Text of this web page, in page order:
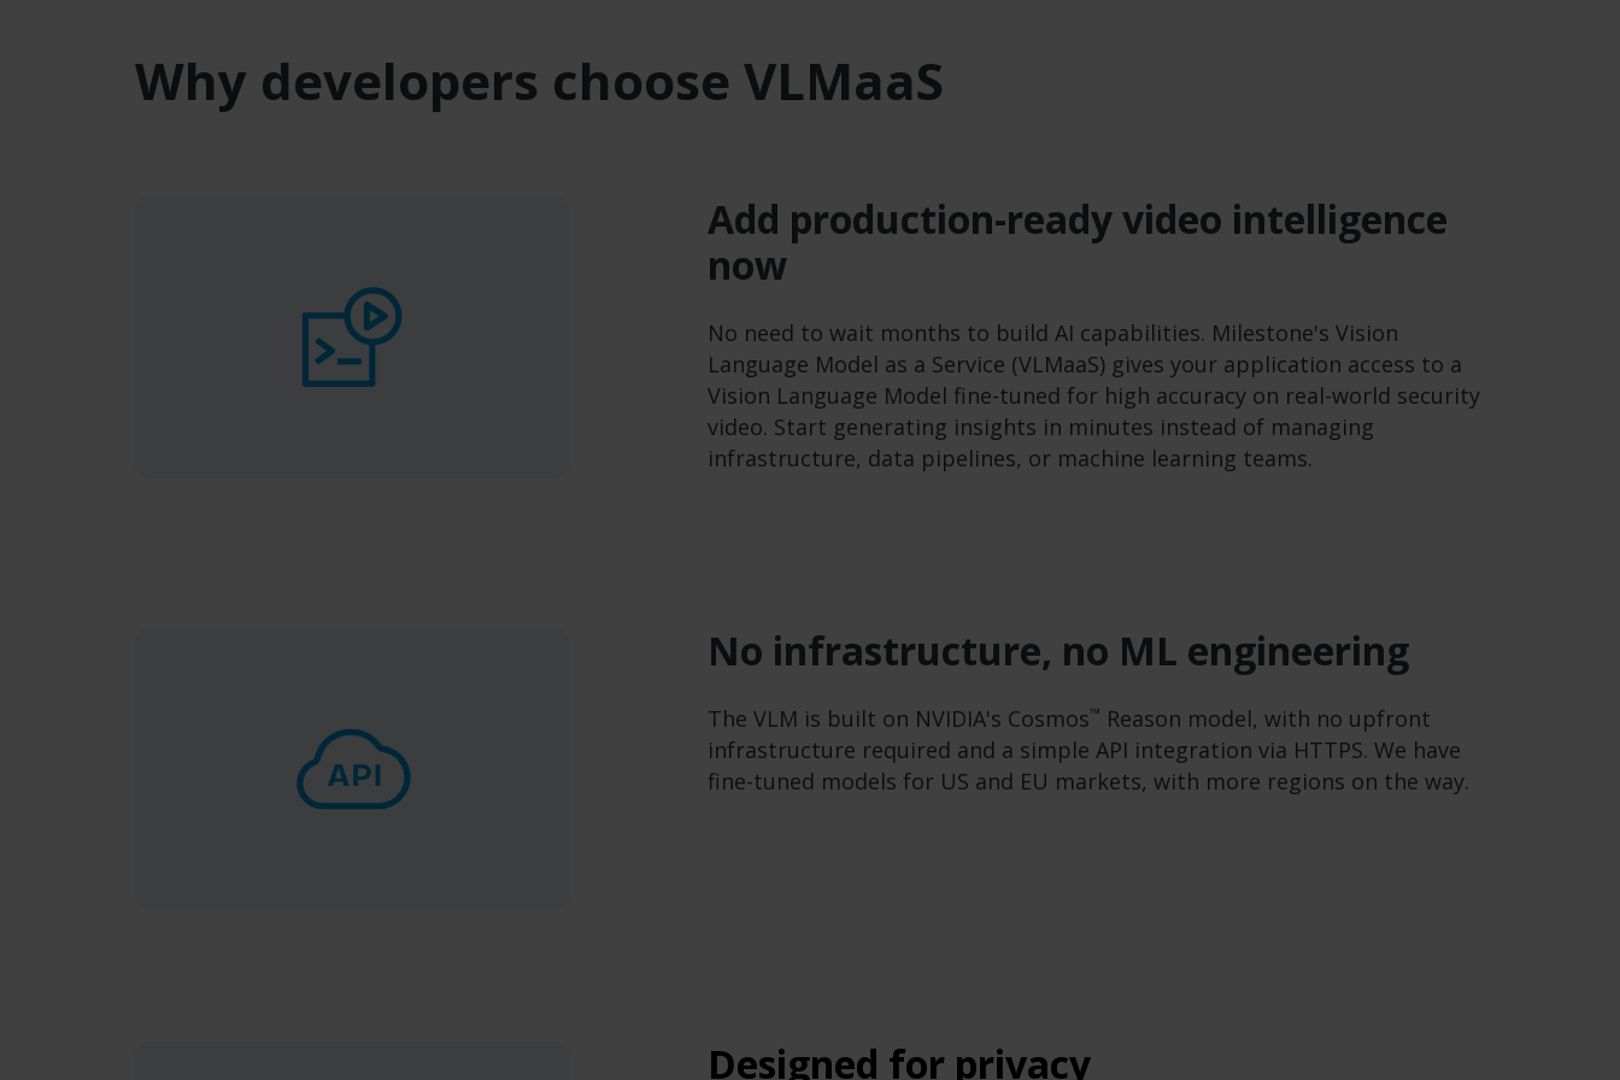
Why developers choose VLMaaS
Add production-ready video intelligence
now
No need to wait months to build AI capabilities. Milestone'sVision
Language Model as a Service (VLMaaS) gives your application access to a
Vision Language Model fine-tuned for high accuracy on real-world security
video. Start generating insights in minutes instead of managing
infrastructure, data pipelines, or machine learning teams.
No infrastructure, no ML engineering
The VLM is built on NVIDIA's Cosmos™ Reason model, with no upfront
infrastructure required and a simple API integration via HTTPS. We have
fine-tuned models for US and EU markets, with more regions on the way.
Designed for privacy